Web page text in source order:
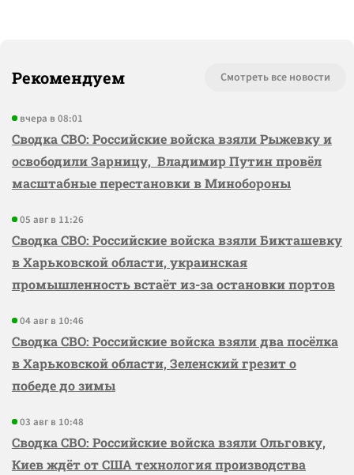
Рекомендуем Смотреть все новости
вчера в 08:01
Сводка СВО: Российские войска взяли Рыжевку и
освободили Зарницу, Владимир Путин провёл
масштабные перестановки в Минобороны
05 авг в 11:26
Сводка СВО: Российские войска взяли Бикташевку
в Харьковской области, украинская
промышленность встаёт из-за остановки портов
04 авг в 10:46
Сводка СВО: Российские войска взяли два посёлка
в Харьковской области, Зеленский грезит о
победе до зимы
03 авг в 10:48
Сводка СВО: Российские войска взяли Ольговку,
Киев ждёт от США технология производства